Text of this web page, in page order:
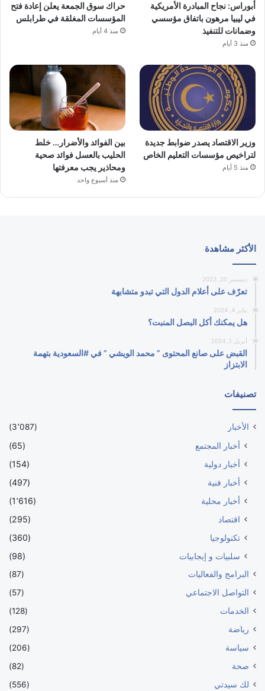
أبوراس: نجاح المبادرة الأمريكية
في ليبيا مرهون باتفاق مؤسسي
وضمانات للتنفيذ
منذ 3 أيام
حراك سوق الجمعة يعلن إعادة فتح
المؤسسات المغلقة في طرابلس
منذ 4 أيام
وزير الاقتصاد يصدر ضوابط جديدة
لتراخيص مؤسسات التعليم الخاص
منذ 5 أيام
بين الفوائد والأضرار… خلط
الحليب بالعسل فوائد صحية
ومحاذير يجب معرفتها
منذ أسبوع واحد
الأكثر مشاهدة
ديسمبر 20, 2023
تعرّف على أعلام الدول التي تبدو متشابهة
يناير 4, 2024
هل يمكنك أكل البصل المنبت؟
أبريل 1, 2024
القبض على صانع المحتوى ” محمد الويشي ” في #السعودية بتهمة
الابتزاز
تصنيفات
الأخبار (3٬087)
أخبار المجتمع
(65)
أخبار دولية
(154)
أخبار فنية
(497)
أخبار محلية
(1٬616)
اقتصاد
(295)
تكنولوجيا
(360)
سلبيات و إيجابيات
(98)
البرامج والفعاليات
(87)
التواصل الاجتماعي
(57)
الخدمات
(128)
رياضة
(297)
سياسة
(206)
صحة
(82)
لك سيدتي
(556)